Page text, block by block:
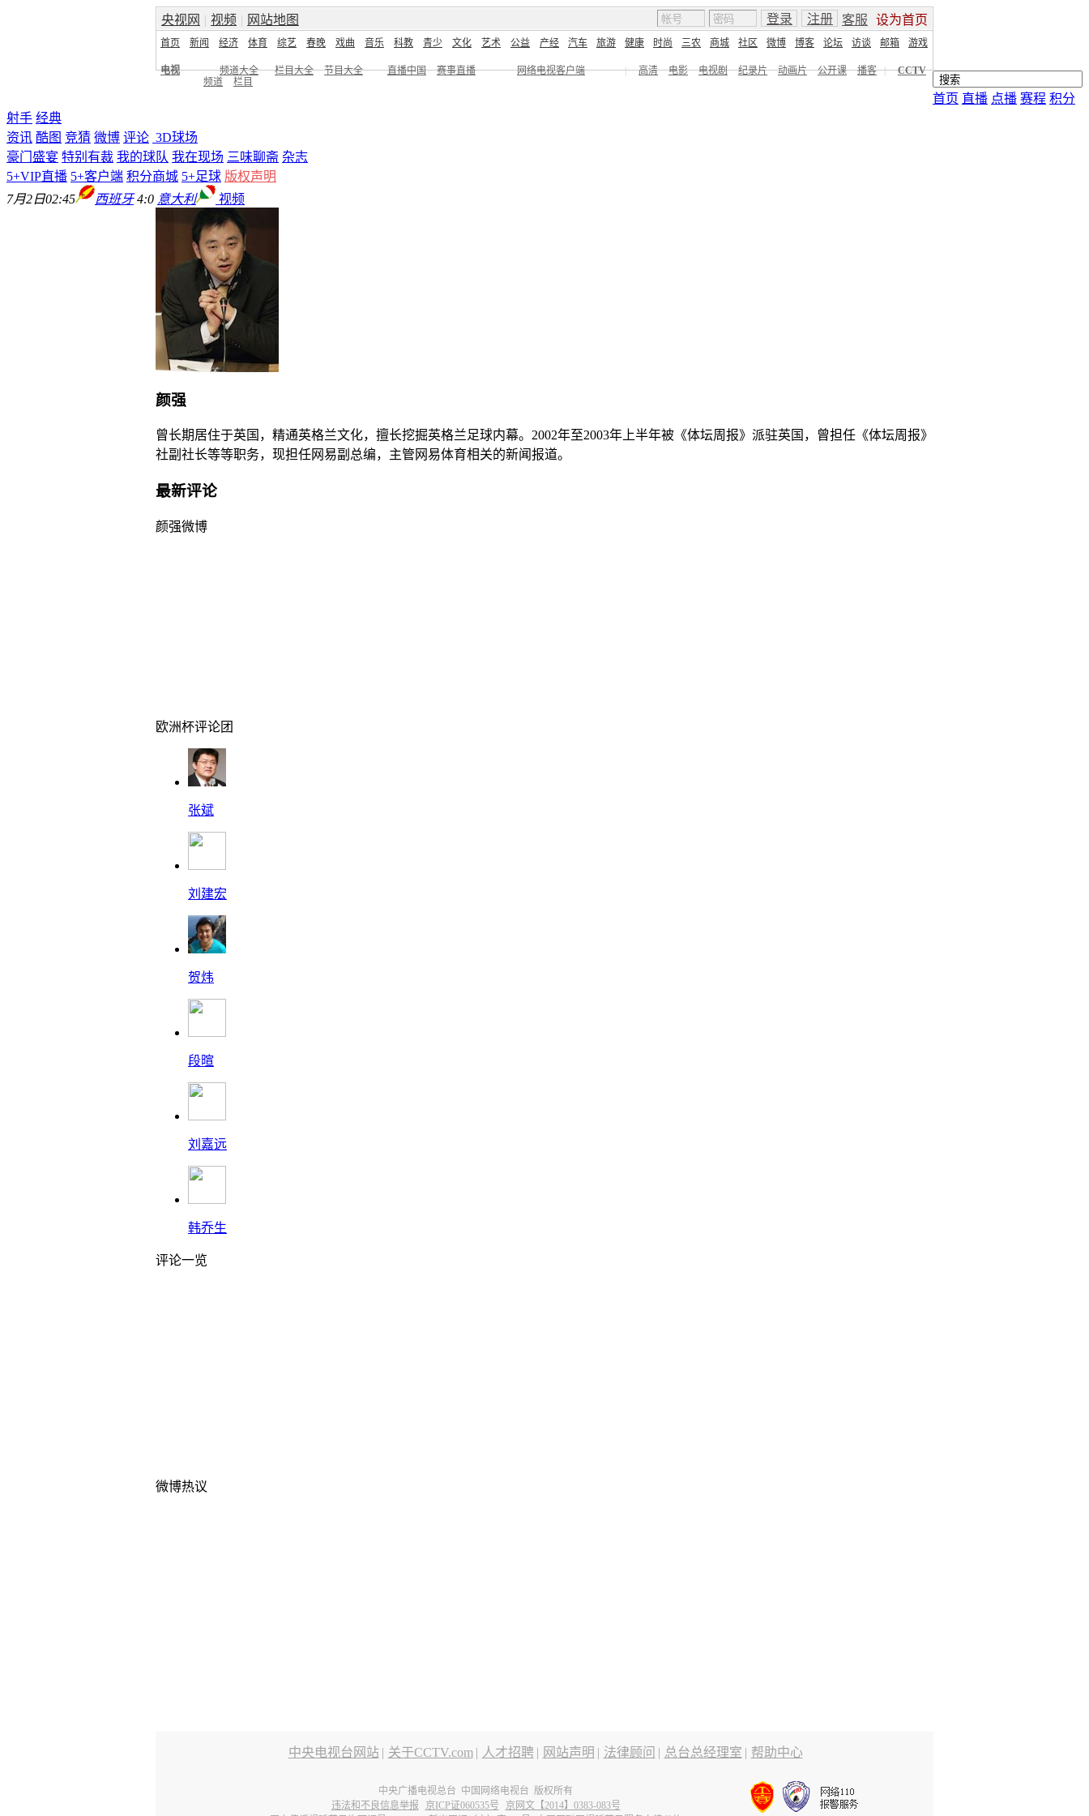
央视网 | 视频 | 网站地图 客服 设为首页
登录 注册
首页 新闻 经济 体育 综艺 春晚 戏曲 音乐 科教 青少 文化 艺术 公益 产经 汽车 旅游 健康 时尚 三农 商城 社区 微博 博客 论坛 访谈 邮箱 游戏
电视 频道大全 栏目大全 节目大全 直播中国 赛事直播 网络电视客户端 | 高清 电影 电视剧 纪录片 动画片 公开课 播客 |
CCTV
频道
栏目
首页 直播 点播 赛程 积分
射手 经典
资讯 酷图 竞猜 微博 评论 3D球场
豪门盛宴 特别有裁 我的球队 我在现场 三味聊斋 杂志
5+VIP直播 5+客户端 积分商城 5+足球 版权声明
7月2日02:45
西班牙4:0 意大利 视频
颜强
曾长期居住于英国，精通英格兰文化，擅长挖掘英格兰足球内幕。2002年至2003年上半年被《体坛周报》派驻英国，曾担任《体坛周报》
社副社长等等职务，现担任网易副总编，主管网易体育相关的新闻报道。
最新评论
颜强微博
欧洲杯评论团
张斌
刘建宏
贺炜
段暄
刘嘉远
韩乔生
评论一览
微博热议
中央电视台网站 | 关于CCTV.com | 人才招聘 | 网站声明 | 法律顾问 | 总台总经理室 | 帮助中心
中央广播电视总台 中国网络电视台 版权所有
违法和不良信息举报
京ICP证060535号
京网文【2014】0383-083号